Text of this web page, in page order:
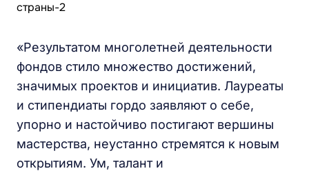
«Результатом многолетней деятельности
фондов стило множество достижений,
значимых проектов и инициатив. Лауреаты
и стипендиаты гордо заявляют о себе,
упорно и настойчиво постигают вершины
мастерства, неустанно стремятся к новым
открытиям. Ум, талант и